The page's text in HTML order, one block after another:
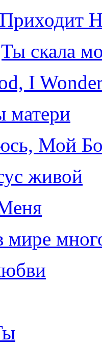
скала
I
матери
Мой
живой